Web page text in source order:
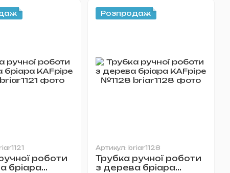
роботи
бріара
Розпродаж
Артикул: briar1128
Трубка ручної роботи
з дерева бріара